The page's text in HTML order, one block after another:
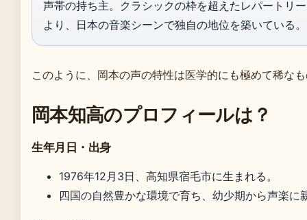
声帯の持ち主。クラシックの枠を超えたレパートリ
より、日本の音楽シーンで独自の地位を築いている。
このように、岡本の声の特性は医学的にも極めて稀な
岡本知高のプロフィールは？
生年月日・出身
1976年12月3日、高知県宿毛市に生まれる。
四国の自然豊かな環境で育ち、幼少期から声楽に